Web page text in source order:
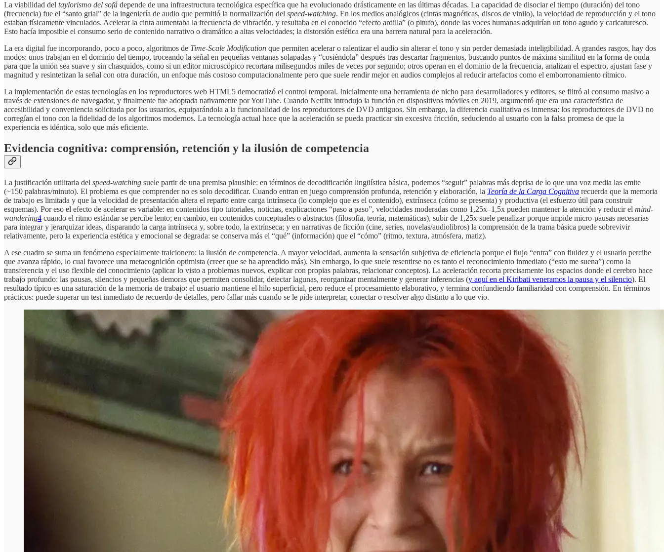
La viabilidad del taylorismo del sofá depende de una infraestructura tecnológica específica que ha evolucionado drásticamente en las últimas décadas. La capacidad de disociar el tiempo (duración) del tono
(frecuencia) fue el “santo grial” de la ingeniería de audio que permitió la normalización del speed-watching. En los medios analógicos (cintas magnéticas, discos de vinilo), la velocidad de reproducción y el tono
estaban físicamente vinculados. Acelerar la cinta aumentaba la frecuencia de vibración, y resultaba en el conocido “efecto ardilla” (o pitufo), donde las voces humanas adquirían un tono agudo y caricaturesco.
Esto hacía imposible el consumo serio de contenido narrativo o dramático a altas velocidades; la distorsión estética era una barrera natural para la aceleración.
La era digital fue incorporando, poco a poco, algoritmos de Time-Scale Modification que permiten acelerar o ralentizar el audio sin alterar el tono y sin perder demasiada inteligibilidad. A grandes rasgos, hay dos
modos: unos trabajan en el dominio del tiempo, troceando la señal en pequeñas ventanas solapadas y “cosiéndola” después tras descartar fragmentos, buscando puntos de máxima similitud en la forma de onda
para que la unión sea suave y sin chasquidos, como si un editor microscópico recortara milisegundos miles de veces por segundo; otros operan en el dominio de la frecuencia, analizan el espectro, ajustan fase y
magnitud y resintetizan la señal con otra duración, un enfoque más costoso computacionalmente pero que suele rendir mejor en audios complejos al reducir artefactos como el emborronamiento rítmico.
La implementación de estas tecnologías en los reproductores web HTML5 democratizó el control temporal. Inicialmente una herramienta de nicho para desarrolladores y editores, se filtró al consumo masivo a
través de extensiones de navegador, y finalmente fue adoptada nativamente por YouTube. Cuando Netflix introdujo la función en dispositivos móviles en 2019, argumentó que era una característica de
accesibilidad y conveniencia solicitada por los usuarios, equiparándola a la funcionalidad de los reproductores de DVD antiguos. Sin embargo, la diferencia cualitativa es inmensa: los reproductores de DVD no
corregían el tono con la fidelidad de los algoritmos modernos. La tecnología actual hace que la aceleración se pueda practicar sin excesiva fricción, seduciendo al usuario con la falsa promesa de que la
experiencia es idéntica, solo que más eficiente.
Evidencia cognitiva: comprensión, retención y la ilusión de competencia
La justificación utilitaria del speed-watching suele partir de una premisa plausible: en términos de decodificación lingüística básica, podemos “seguir” palabras más deprisa de lo que una voz media las emite
(~150 palabras/minuto). El problema es que comprender no es solo decodificar. Cuando entran en juego comprensión profunda, retención y elaboración, la Teoría de la Carga Cognitiva recuerda que la memoria
de trabajo es limitada y que la velocidad de presentación altera el reparto entre carga intrínseca (lo complejo que es el contenido), extrínseca (cómo se presenta) y productiva (el esfuerzo útil para construir
esquemas). Por eso el efecto de acelerar es variable: en contenidos tipo tutoriales, noticias, explicaciones “paso a paso”, velocidades moderadas como 1,25x–1,5x pueden mantener la atención y reducir el mind-
wandering4 cuando el ritmo estándar se percibe lento; en cambio, en contenidos conceptuales o abstractos (filosofía, teoría, matemáticas), subir de 1,25x suele penalizar porque impide micro-pausas necesarias
para integrar y jerarquizar ideas, disparando la carga intrínseca y, sobre todo, la extrínseca; y en narrativas de ficción (cine, series, novelas/audiolibros) la comprensión de la trama básica puede sobrevivir
relativamente, pero la experiencia estética y emocional se degrada: se conserva más el “qué” (información) que el “cómo” (ritmo, textura, atmósfera, matiz).
A ese cuadro se suma un fenómeno especialmente traicionero: la ilusión de competencia. A mayor velocidad, aumenta la sensación subjetiva de eficiencia porque el flujo “entra” con fluidez y el usuario percibe
que avanza rápido, lo cual favorece una metacognición optimista (creer que se ha aprendido más). Sin embargo, lo que suele resentirse no es tanto el reconocimiento inmediato (“esto me suena”) como la
transferencia y el uso flexible del conocimiento (aplicar lo visto a problemas nuevos, explicar con propias palabras, relacionar conceptos). La aceleración recorta precisamente los espacios donde el cerebro hace
trabajo profundo: las pausas, silencios y pequeñas demoras que permiten consolidar, detectar lagunas, reorganizar mentalmente y generar inferencias (y aquí en el Kiribati veneramos la pausa y el silencio). El
resultado típico es una saturación de la memoria de trabajo: el usuario mantiene el hilo superficial, pero reduce el procesamiento elaborativo, y termina confundiendo familiaridad con comprensión. En términos
prácticos: puede superar un test inmediato de recuerdo de detalles, pero fallar más cuando se le pide interpretar, conectar o resolver algo distinto a lo que vio.